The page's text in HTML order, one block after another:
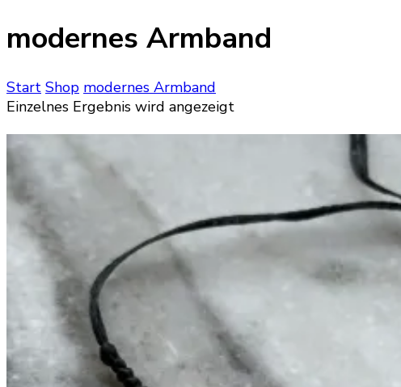
modernes Armband
Start Shop modernes Armband
Einzelnes Ergebnis wird angezeigt